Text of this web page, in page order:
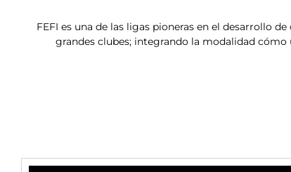
FEFI es una de las ligas pioneras en el desarrollo
grandes clubes; integrando la modalidad